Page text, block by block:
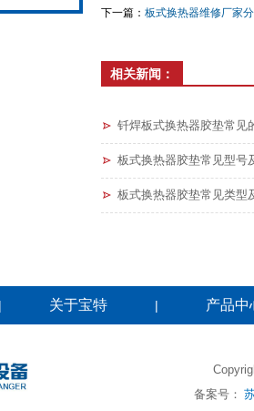
下一篇： 板式换热器维修厂家
相关新闻：
钎焊板式换热器胶垫常见
板式换热器胶垫常见型号
板式换热器胶垫常见类型
| 关于宝特 | 产品中
备案号：